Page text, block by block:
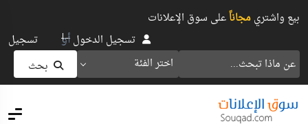
بيع واشتريمجاناًعلى سوق الإعلانات
اختر الفئة بحث
تسجيل الدخولأو تسجيل